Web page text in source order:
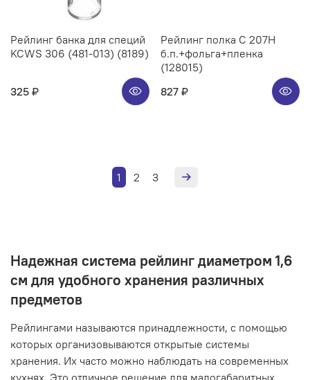
Рейлинг банка для специй
KCWS 306 (481-013) (8189)
325 ₽
Рейлинг полка C 207H
б.п.+фольга+пленка
(128015)
827 ₽
1 2 3
Надежная система рейлинг диаметром 1,6
см для удобного хранения различных
предметов
Рейлингами называются принадлежности, с помощью
которых организовываются открытые системы
хранения. Их часто можно наблюдать на современных
кухнях. Это отличное решение для малогабаритных